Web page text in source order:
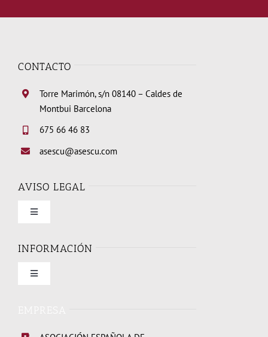
CONTACTO
Torre Marimón, s/n 08140 – Caldes de
Montbui Barcelona
675 66 46 83
asescu@asescu.com
AVISO LEGAL
Toggle
Condiciones de uso
INFORMACIÓN
Toggle